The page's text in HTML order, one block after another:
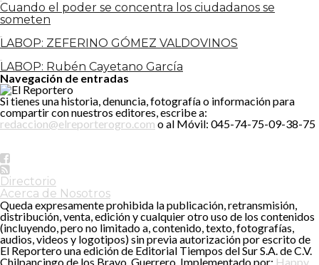
Cuando el poder se concentra los ciudadanos se
someten
LABOP: ZEFERINO GÓMEZ VALDOVINOS
LABOP: Rubén Cayetano García
Navegación de entradas
Si tienes una historia, denuncia, fotografía o información para
compartir con nuestros editores, escribe a:
redaccion@elreporterogro.com o al Móvil: 045-74-75-09-38-75
Directorio
Acerca de Nosotros
Queda expresamente prohibida la publicación, retransmisión,
distribución, venta, edición y cualquier otro uso de los contenidos
(incluyendo, pero no limitado a, contenido, texto, fotografías,
audios, videos y logotipos) sin previa autorización por escrito de
El Reportero una edición de Editorial Tiempos del Sur S.A. de C.V.
Chilpancingo de los Bravo, Guerrero. Implementado por: Happy